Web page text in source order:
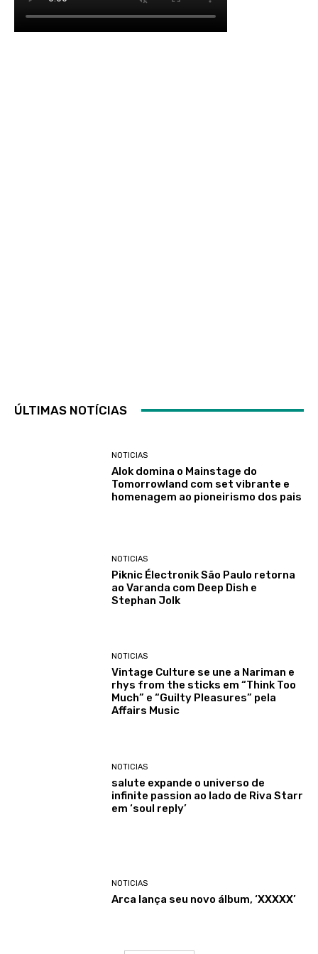
ÚLTIMAS NOTÍCIAS
NOTICIAS
Alok domina o Mainstage do
Tomorrowland com set vibrante e
homenagem ao pioneirismo dos pais
NOTICIAS
Piknic Électronik São Paulo retorna
ao Varanda com Deep Dish e
Stephan Jolk
NOTICIAS
Vintage Culture se une a Nariman e
rhys from the sticks em “Think Too
Much” e “Guilty Pleasures” pela
Affairs Music
NOTICIAS
salute expande o universo de
infinite passion ao lado de Riva Starr
em ‘soul reply’
NOTICIAS
Arca lança seu novo álbum, ‘XXXXX’